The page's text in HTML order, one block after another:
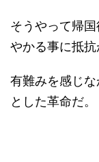
そうやって帰
やかる事に抵抗
有難みを感じ
とした革命だ。